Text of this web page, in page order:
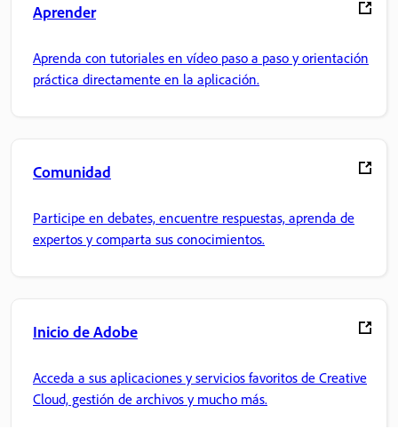
Aprender
Aprenda con tutoriales en vídeo paso a paso y orientación
práctica directamente en la aplicación.
Comunidad
Participe en debates, encuentre respuestas, aprenda de
expertos y comparta sus conocimientos.
Inicio de Adobe
Acceda a sus aplicaciones y servicios favoritos de Creative
Cloud, gestión de archivos y mucho más.